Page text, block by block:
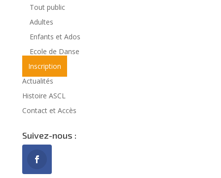
Tout public
Adultes
Enfants et Ados
Ecole de Danse
Inscription
Actualités
Histoire ASCL
Contact et Accès
Suivez-nous :